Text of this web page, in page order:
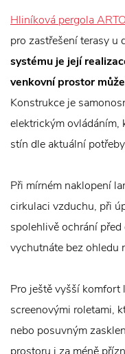
Hliníková pergola
pro zastřešení terasy u
systému je její
venkovní prostor
Konstrukce je
elektrickým ovládáním,
stín dle aktuální
Při mírném naklopení
cirkulaci vzduchu, při
spolehlivě ochrání
vychutnáte bez ohledu
Pro ještě vyšší komfort
screenovými roletami,
nebo posuvným